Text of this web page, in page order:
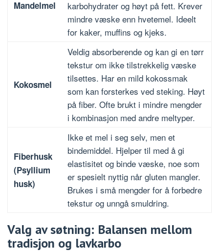
Mandelmel
karbohydrater og høyt på fett. Krever
mindre væske enn hvetemel. Ideelt
for kaker, muffins og kjeks.
Kokosmel
Veldig absorberende og kan gi en tørr
tekstur om ikke tilstrekkelig væske
tilsettes. Har en mild kokossmak
som kan forsterkes ved steking. Høyt
på fiber. Ofte brukt i mindre mengder
i kombinasjon med andre meltyper.
Fiberhusk
(Psyllium
husk)
Ikke et mel i seg selv, men et
bindemiddel. Hjelper til med å gi
elastisitet og binde væske, noe som
er spesielt nyttig når gluten mangler.
Brukes i små mengder for å forbedre
tekstur og unngå smuldring.
Valg av søtning: Balansen mellom
tradisjon og lavkarbo